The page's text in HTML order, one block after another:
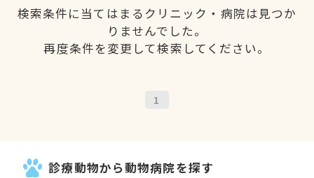
検索条件に当てはまるクリニック・病院は見つか
りませんでした。
再度条件を変更して検索してください。
1
診療動物から動物病院を探す